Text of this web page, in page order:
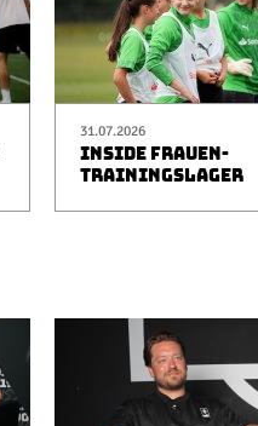
31.07.2026
INSIDE FRAUEN-
TRAININGSLAGER